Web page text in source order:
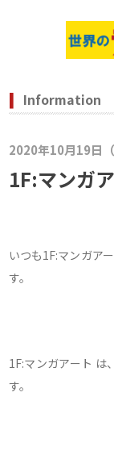
Information
2020年10月19日（
1F:マンガ
いつも1F:マンガア
す。
1F:マンガアート は
す。